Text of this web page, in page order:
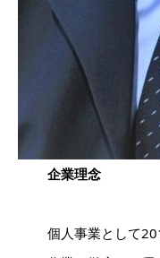
企業理念
個人事業として